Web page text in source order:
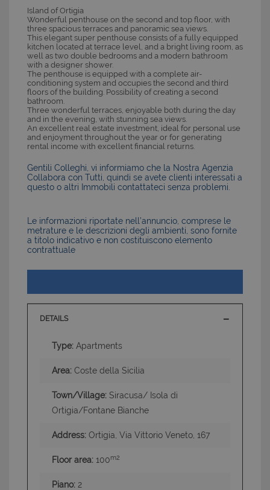
Island of Ortigia
Wonderful penthouse on the second and top floor, with
three spacious terraces and panoramic sea views.
This elegant super penthouse consists of a fully equipped
kitchen located at terrace level, and a bright living room, as
well as two double bedrooms and a modern bathroom
with a designer shower.
The penthouse is equipped with a complete air-
conditioning system and occupies the second and third
floors of the building. Possibility of creating a second
bathroom.
Three wonderful terraces, enjoyable both during the day
and in the evening, with stunning sea views.
An excellent real estate investment, ideal for personal use
and enjoyment throughout the year or for generating
rental income with excellent financial returns.
Gentili Colleghi, vi informiamo che la Nostra Agenzia
Collabora con Tutti, quindi se avete clienti interessati a
questo o altri Immobili contattateci senza problemi.
Le informazioni riportate nell’annuncio, comprese le
metrature e le descrizioni degli ambienti, sono fornite
a titolo indicativo e non costituiscono elemento
contrattuale
DETAILS
Type: Apartments
Area: Coste della Sicilia
Town/Village: Siracusa/ Isola di
Ortigia/Fontane Bianche
Address: Ortigia, Via Vittorio Veneto, 167
Floor area: 100m2
Piano: 2